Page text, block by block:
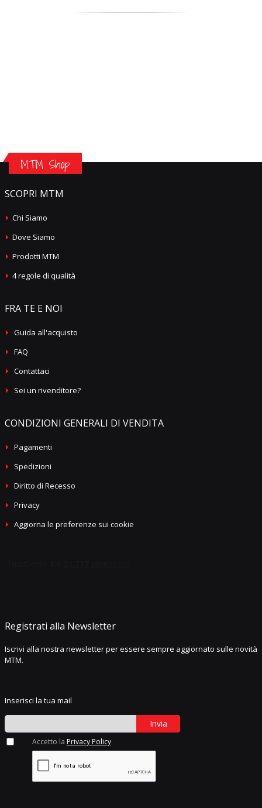
MTM Shop
SCOPRI MTM
Chi Siamo
Dove Siamo
Prodotti MTM
4 regole di qualità
FRA TE E NOI
Guida all'acquisto
FAQ
Contattaci
Sei un rivenditore?
CONDIZIONI GENERALI DI VENDITA
Pagamenti
Spedizioni
Diritto di Recesso
Privacy
Aggiorna le preferenze sui cookie
Registrati alla Newsletter
Iscrivi alla nostra newsletter per essere sempre aggiornato sulle novità
MTM.
Inserisci la tua mail
Invia
Accetto la Privacy Policy